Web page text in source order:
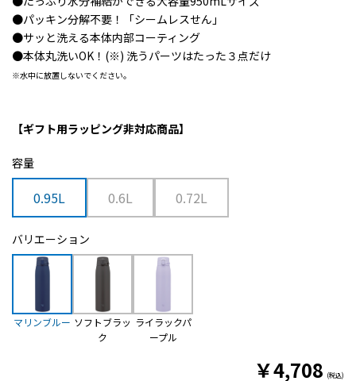
●パッキン分解不要！「シームレスせん」
●サッと洗える本体内部コーティング
●本体丸洗いOK！(※) 洗うパーツはたった３点だけ
※水中に放置しないでください。
【ギフト用ラッピング非対応商品】
容量
0.95L 0.6L 0.72L
バリエーション
マリンブルー ソフトブラッ
ク
ライラックパ
ープル
￥4,708 (税込)